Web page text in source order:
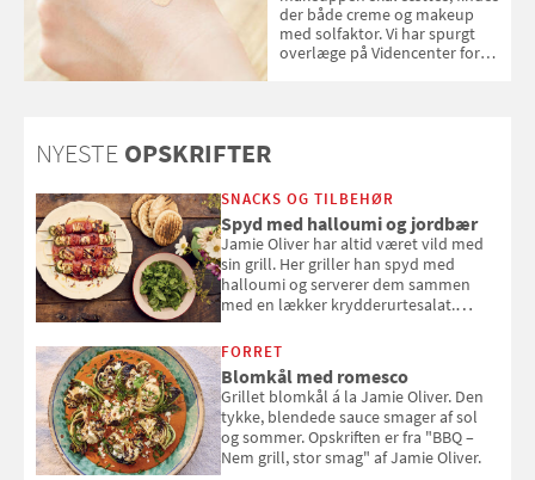
der både creme og makeup
med solfaktor. Vi har spurgt
overlæge på Videncenter for
NYESTE OPSKRIFTER
SNACKS OG TILBEHØR
Spyd med halloumi og jordbær
Jamie Oliver har altid været vild med
sin grill. Her griller han spyd med
halloumi og serverer dem sammen
med en lækker krydderurtesalat.
smag" af Jamie Oliver.
FORRET
Blomkål med romesco
Grillet blomkål á la Jamie Oliver. Den
tykke, blendede sauce smager af sol
og sommer. Opskriften er fra "BBQ –
Nem grill, stor smag" af Jamie Oliver.